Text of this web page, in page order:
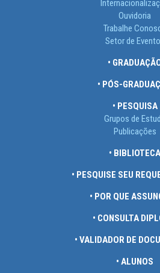
Ouvidoria
Trabalhe
Setor de
•
• PÓS-
• PESQUISA
Grupos de
Publicações
• BIBLIOTECA
• PESQUISE SEU
• POR QUE
• CONSULTA
• VALIDADOR DE
• ALUNOS